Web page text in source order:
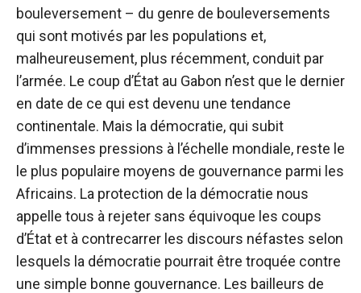
bouleversement – ​​du genre de bouleversements
qui sont motivés par les populations et,
malheureusement, plus récemment, conduit par
l’armée. Le coup d’État au Gabon n’est que le dernier
en date de ce qui est devenu une tendance
continentale. Mais la démocratie, qui subit
d’immenses pressions à l’échelle mondiale, reste le
le plus populaire moyens de gouvernance parmi les
Africains. La protection de la démocratie nous
appelle tous à rejeter sans équivoque les coups
d’État et à contrecarrer les discours néfastes selon
lesquels la démocratie pourrait être troquée contre
une simple bonne gouvernance. Les bailleurs de